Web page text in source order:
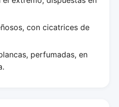
con cicatrices de
perfumadas, en